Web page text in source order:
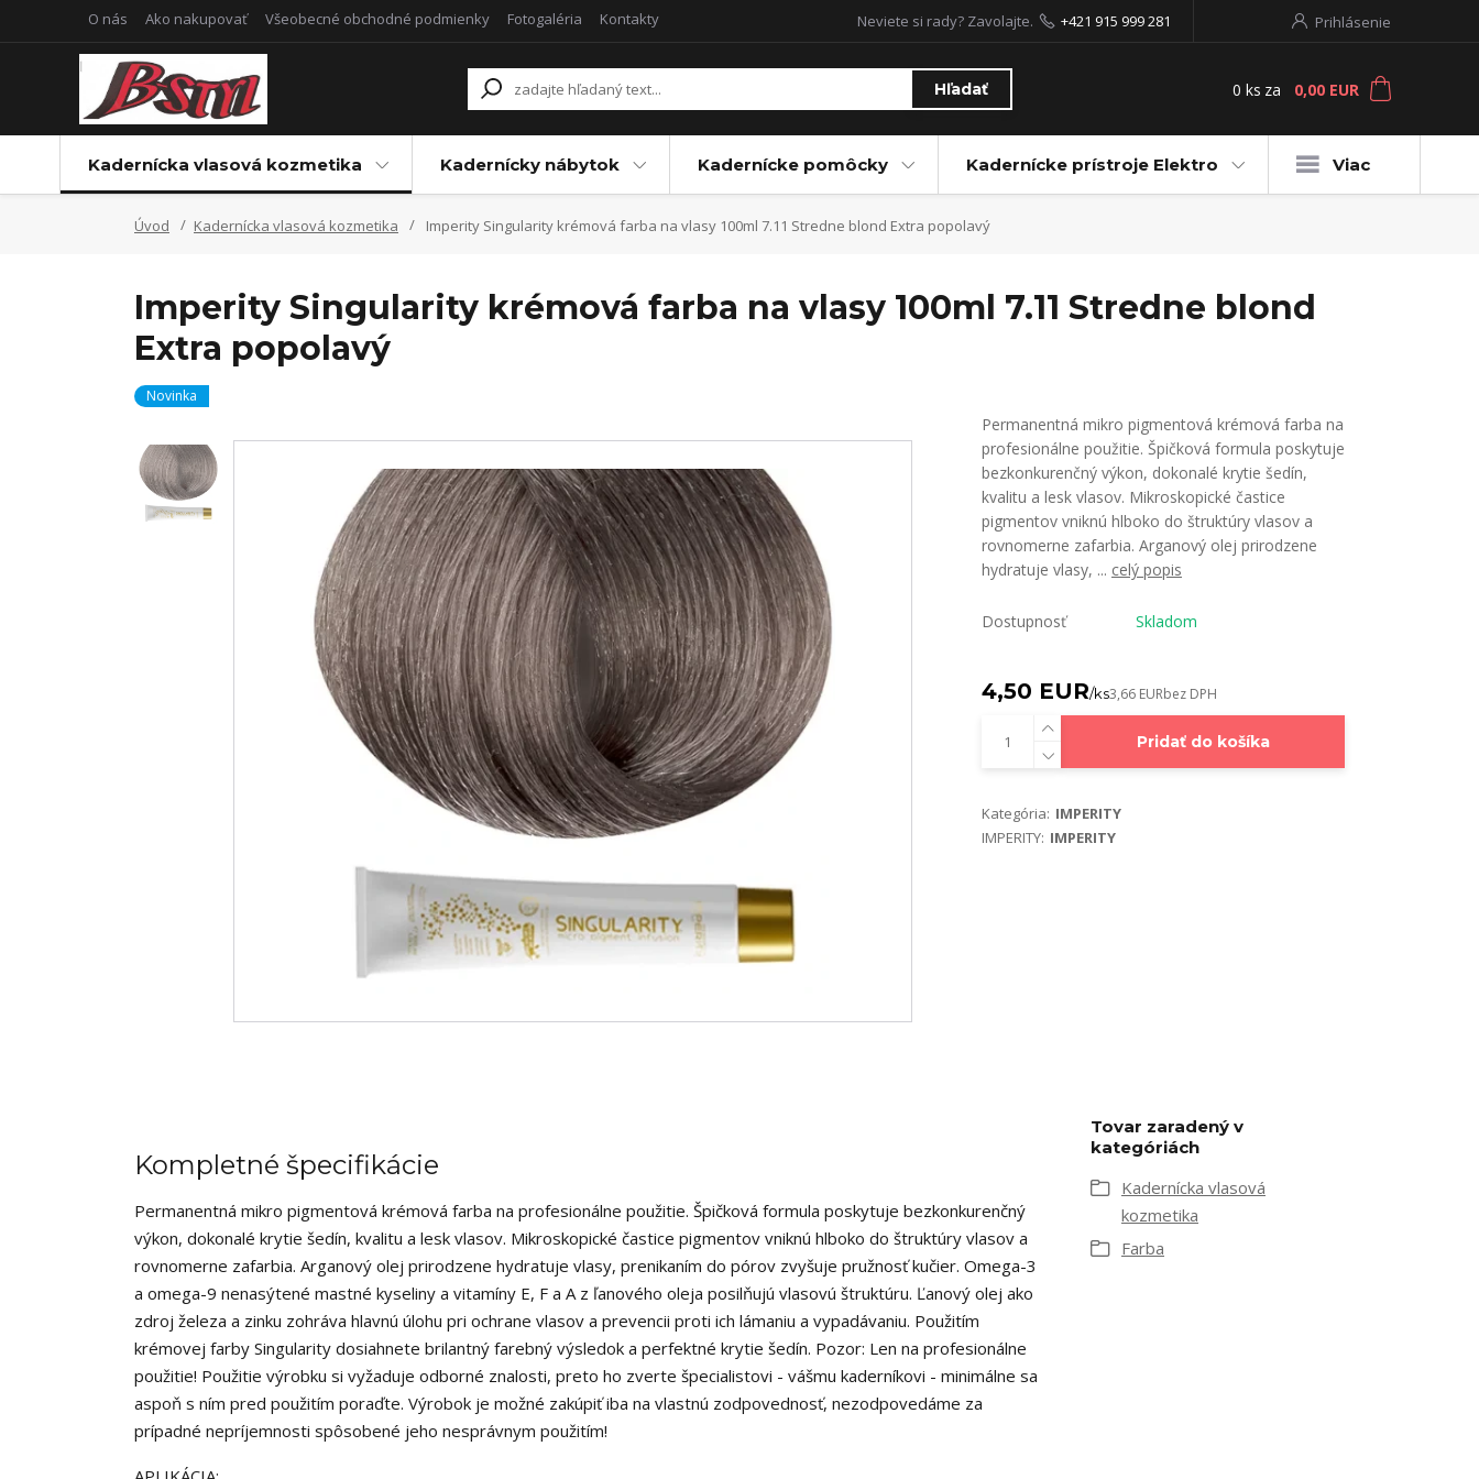
O nás Ako nakupovať Všeobecné obchodné podmienky Fotogaléria Kontakty Prihlásenie
Hľadať
Neviete si rady? Zavolajte. +421 915 999 281
0 ks za 0,00 EUR
Kadernícka vlasová kozmetika Kadernícky nábytok Kadernícke pomôcky Kadernícke prístroje Elektro Viac
Úvod Kadernícka vlasová kozmetika Imperity Singularity krémová farba na vlasy 100ml 7.11 Stredne blond Extra popolavý
Imperity Singularity krémová farba na vlasy 100ml 7.11 Stredne blond
Extra popolavý
Novinka
Permanentná mikro pigmentová krémová farba na
profesionálne použitie. Špičková formula poskytuje
bezkonkurenčný výkon, dokonalé krytie šedín,
kvalitu a lesk vlasov. Mikroskopické častice
pigmentov vniknú hlboko do štruktúry vlasov a
rovnomerne zafarbia. Arganový olej prirodzene
hydratuje vlasy, ... celý popis
Dostupnosť Skladom
4,50 EUR/ks3,66 EURbez DPH
Pridať do košíka
Kategória: IMPERITY
IMPERITY: IMPERITY
Kompletné špecifikácie
Permanentná mikro pigmentová krémová farba na profesionálne použitie. Špičková formula poskytuje bezkonkurenčný
výkon, dokonalé krytie šedín, kvalitu a lesk vlasov. Mikroskopické častice pigmentov vniknú hlboko do štruktúry vlasov a
rovnomerne zafarbia. Arganový olej prirodzene hydratuje vlasy, prenikaním do pórov zvyšuje pružnosť kučier. Omega-3
a omega-9 nenasýtené mastné kyseliny a vitamíny E, F a A z ľanového oleja posilňujú vlasovú štruktúru. Ľanový olej ako
zdroj železa a zinku zohráva hlavnú úlohu pri ochrane vlasov a prevencii proti ich lámaniu a vypadávaniu. Použitím
krémovej farby Singularity dosiahnete brilantný farebný výsledok a perfektné krytie šedín. Pozor: Len na profesionálne
použitie! Použitie výrobku si vyžaduje odborné znalosti, preto ho zverte špecialistovi - vášmu kaderníkovi - minimálne sa
aspoň s ním pred použitím poraďte. Výrobok je možné zakúpiť iba na vlastnú zodpovednosť, nezodpovedáme za
prípadné nepríjemnosti spôsobené jeho nesprávnym použitím!
Tovar zaradený v
kategóriách
Kadernícka vlasová
kozmetika
Farba